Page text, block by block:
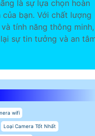
là sự lựa chọn hoàn
bạn. Với chất lượng
tính năng thông minh,
sự tin tưởng và an
wifi
Loại Camera Tốt Nhất